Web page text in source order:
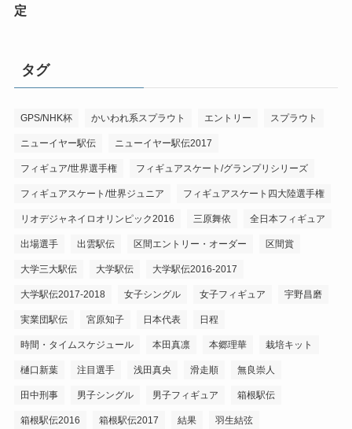
定
タグ
GPS/NHK杯 かいわれ系スプラウト エントリー スプラウト
ニューイヤー駅伝 ニューイヤー駅伝2017
フィギュア/世界選手権 フィギュアスケート/グランプリシリーズ
フィギュアスケート/世界ジュニア フィギュアスケート四大陸選手権
リオデジャネイロオリンピック2016 三原舞依 全日本フィギュア
出場選手 出雲駅伝 区間エントリー・オーダー 区間賞
大学三大駅伝 大学駅伝 大学駅伝2016-2017
大学駅伝2017-2018 女子シングル 女子フィギュア 宇野昌磨
実業団駅伝 宮原知子 日本代表 日程
時間・タイムスケジュール 本田真凛 本郷理華 栽培キット
樋口新葉 注目選手 浅田真央 滑走順 無良崇人
田中刑事 男子シングル 男子フィギュア 箱根駅伝
箱根駅伝2016 箱根駅伝2017 結果 羽生結弦